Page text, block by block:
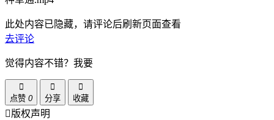
此处内容已隐藏，请评论后刷新页面查看
去评论
觉得内容不错？我要
点赞 0 分享 收藏
版权声明